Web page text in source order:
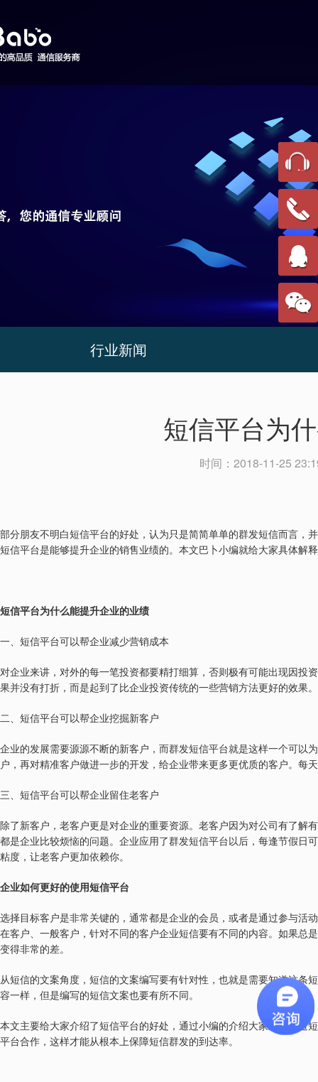
行业新闻
短信平台为
时间： 2018-11-25
部分朋友不明白短信平台的好处，认为只是简简单单的群发短信而言，
短信平台是能够提升企业的销售业绩的。本文巴卜小编就给大家具体解
短信平台为什么能提升企业的业绩
一、短信平台可以帮企业减少营销成本
对企业来讲，对外的每一笔投资都要精打细算，否则极有可能出现因投
果并没有打折，而是起到了比企业投资传统的一些营销方法更好的效果
二、短信平台可以帮企业挖掘新客户
企业的发展需要源源不断的新客户，而群发短信平台就是这样一个可以
户，再对精准客户做进一步的开发，给企业带来更多更优质的客户。每
三、短信平台可以帮企业留住老客户
除了新客户，老客户更是对企业的重要资源。老客户因为对公司有了解
都是企业比较烦恼的问题。企业应用了群发短信平台以后，每逢节假日
粘度，让老客户更加依赖你。
企业如何更好的使用短信平台
选择目标客户是非常关键的，通常都是企业的会员，或者是通过参与活
在客户、一般客户，针对不同的客户企业短信要有不同的内容。如果总
变得非常的差。
从短信的文案角度，短信的文案编写要有针对性，也就是需要知道这条
容一样，但是编写的短信文案也要有所不同。
本文主要给大家介绍了短信平台的好处，通过小编的介绍大家应该知道
平台合作，这样才能从根本上保障短信群发的到达率。